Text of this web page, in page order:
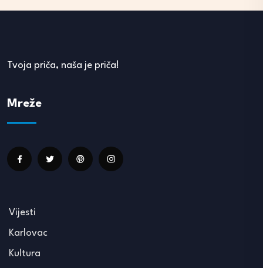
Tvoja priča, naša je priča!
Mreže
Vijesti
Karlovac
Kultura